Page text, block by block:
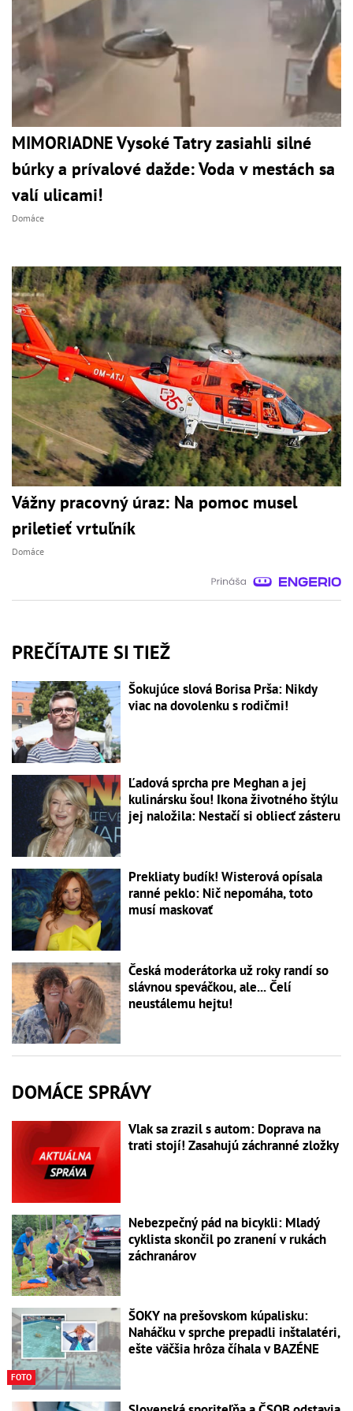
MIMORIADNE Vysoké Tatry zasiahli silné
búrky a prívalové dažde: Voda v mestách sa
valí ulicami!
Domáce
Vážny pracovný úraz: Na pomoc musel
priletieť vrtuľník
Domáce
PREČÍTAJTE SI TIEŽ
Šokujúce slová Borisa Prša: Nikdy
viac na dovolenku s rodičmi!
Ľadová sprcha pre Meghan a jej
kulinársku šou! Ikona životného štýlu
jej naložila: Nestačí si obliecť zásteru
Prekliaty budík! Wisterová opísala
ranné peklo: Nič nepomáha, toto
musí maskovať
Česká moderátorka už roky randí so
slávnou speváčkou, ale... Čelí
neustálemu hejtu!
DOMÁCE SPRÁVY
Vlak sa zrazil s autom: Doprava na
trati stojí! Zasahujú záchranné zložky
Nebezpečný pád na bicykli: Mladý
cyklista skončil po zranení v rukách
záchranárov
FOTO
ŠOKY na prešovskom kúpalisku:
Naháčku v sprche prepadli inštalatéri,
ešte väčšia hrôza číhala v BAZÉNE